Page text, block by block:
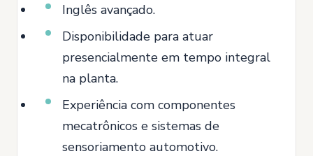
Inglês avançado.
Disponibilidade para atuar
presencialmente em tempo integral
na planta.
Experiência com componentes
mecatrônicos e sistemas de
sensoriamento automotivo.